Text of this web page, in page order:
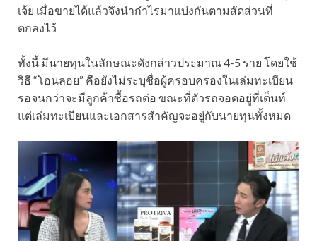
เจ้ย เมื่อขายได้แล้วจึงนำกำไรมาแบ่งกันตามสัดส่วนที่
ตกลงไว้
ทั้งนี้ มีนายทุนในลักษณะดังกล่าวประมาณ 4-5 ราย โดยใช้
วิธี “โอนลอย” คือยังไม่ระบุชื่อผู้ครอบครองในเล่มทะเบียน
รอจนกว่าจะมีลูกค้าซื้อรถต่อ ขณะที่ตัวรถจอดอยู่ที่เต็นท์
แต่เล่มทะเบียนและเอกสารสำคัญจะอยู่กับนายทุนทั้งหมด